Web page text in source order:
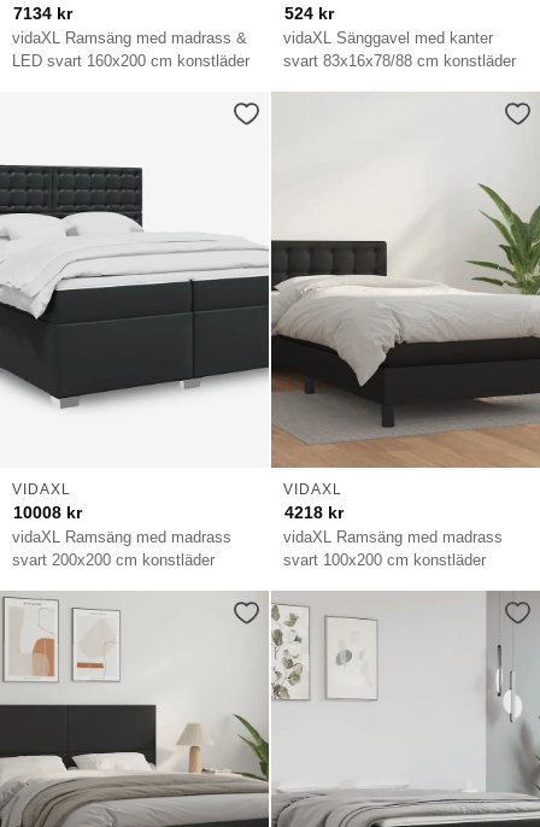
vidaXL Ramsäng med madrass &
LED svart 160x200 cm konstläder
7134 kr
vidaXL Sänggavel med kanter
svart 83x16x78/88 cm konstläder
524 kr
vidaXL Ramsäng med madrass
svart 200x200 cm konstläder
VIDAXL
10008 kr
vidaXL Ramsäng med madrass
svart 100x200 cm konstläder
VIDAXL
4218 kr